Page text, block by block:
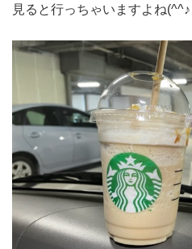
見ると行っちゃいますよね(^^♪